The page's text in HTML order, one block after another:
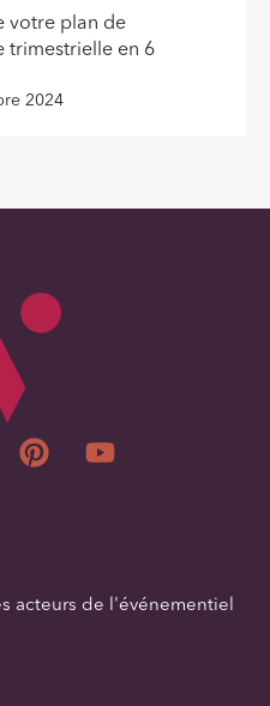
votre plan de
trimestrielle en 6
2024
acteurs de l'événementiel